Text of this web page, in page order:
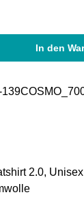
den
In den
2.0,